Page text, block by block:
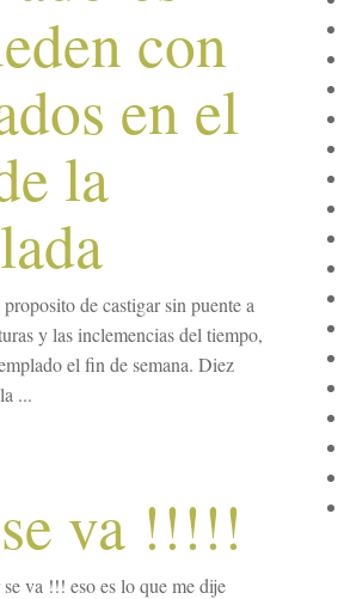
con
en el
la
de castigar sin puente a
y las inclemencias del tiempo,
el fin de semana. Diez
...
va !!!!!
va !!! eso es lo que me dije